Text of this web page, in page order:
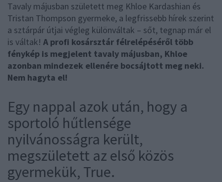
Tavaly májusban született meg Khloe Kardashian és
Tristan Thompson gyermeke, a legfrissebb hírek szerint
a sztárpár útjai végleg különváltak – sőt, tegnap már el
is váltak! A profi kosársztár félrelépéséről több
fénykép is megjelent tavaly májusban, Khloe
azonban mindezek ellenére bocsájtott meg neki.
Nem hagyta el!
Egy nappal azok után, hogy a
sportoló hűtlensége
nyilvánosságra került,
megszületett az első közös
gyermekük, True.